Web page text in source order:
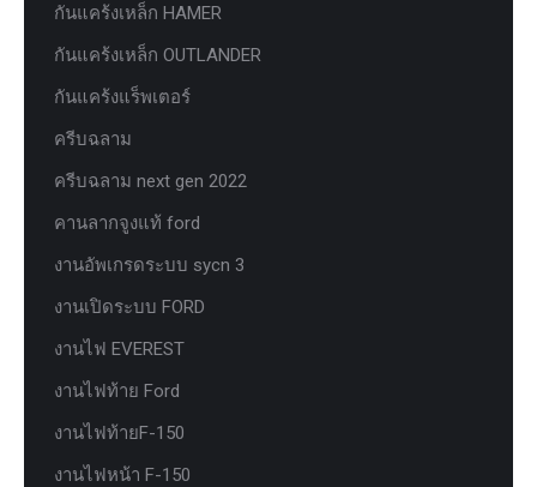
กันแคร้งเหล็ก HAMER
กันแคร้งเหล็ก OUTLANDER
กันแคร้งแร็พเตอร์
ครีบฉลาม
ครีบฉลาม next gen 2022
คานลากจูงแท้ ford
งานอัพเกรดระบบ sycn 3
งานเปิดระบบ FORD
งานไฟ EVEREST
งานไฟท้าย Ford
งานไฟท้ายF-150
งานไฟหน้า F-150